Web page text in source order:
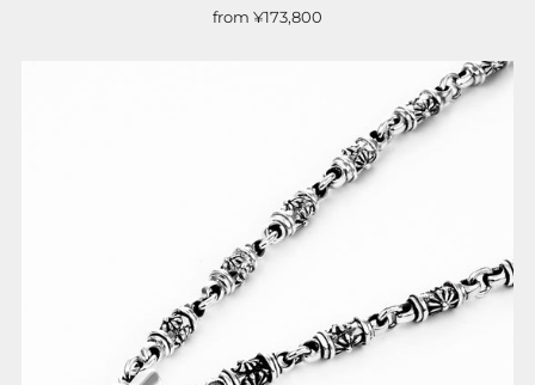
from ¥173,800